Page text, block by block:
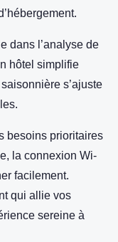
dans l’analyse de
hôtel simplifie
s’ajuste
besoins prioritaires
la connexion Wi-
facilement.
qui allie vos
sereine à